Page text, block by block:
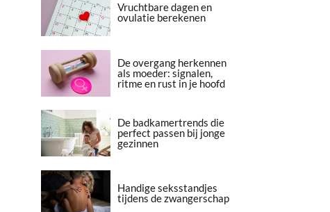
Vruchtbare dagen en
ovulatie berekenen
De overgang herkennen
als moeder: signalen,
ritme en rust in je hoofd
De badkamertrends die
perfect passen bij jonge
gezinnen
Handige seksstandjes
tijdens de zwangerschap